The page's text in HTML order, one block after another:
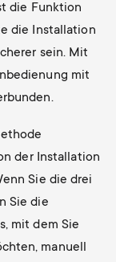
die Funktion
die Installation
sein. Mit
mit
der Installation
Sie die drei
Sie die
mit dem Sie
manuell